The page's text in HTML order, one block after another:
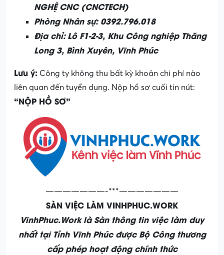
NGHỆ CNC (CNCTECH)
Phòng Nhân sự: 0392.796.018
Địa chỉ: Lô F1-2-3, Khu Công nghiệp Thăng
Long 3, Bình Xuyên, Vĩnh Phúc
Lưu ý: Công ty không thu bất kỳ khoản chi phí nào
liên quan đến tuyển dụng. Nộp hồ sơ cuối tin nút:
“NỘP HỒ SƠ”
———————-***———————
SÀN VIỆC LÀM VINHPHUC.WORK
VinhPhuc.Work là Sàn thông tin việc làm duy
nhất tại Tỉnh Vĩnh Phúc được Bộ Công thương
cấp phép hoạt động chính thức